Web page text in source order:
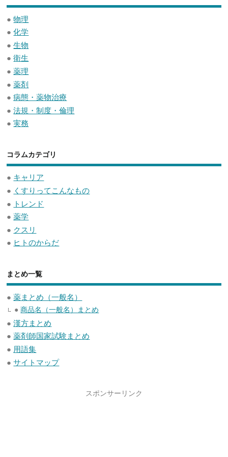
●物理
●化学
●生物
●衛生
●薬理
●薬剤
●病態・薬物治療
●法規・制度・倫理
●実務
コラムカテゴリ
● キャリア
● くすりってこんなもの
● トレンド
●薬学
● クスリ
● ヒトのからだ
まとめ一覧
●薬まとめ（一般名）
●商品名（一般名）まとめ
●漢方まとめ
●薬剤師国家試験まとめ
● 用語集
●サイトマップ
スポンサーリンク